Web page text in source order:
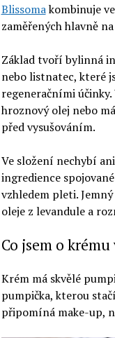
Blissomakombinuje
zaměřených hlavně
Základ tvoří bylinná
nebo listnatec, které
regeneračními
hroznový olej nebo
před vysušováním.
Ve složení nechybí
ingredience
vzhledem pleti.
oleje z levandule a
Co jsem o
Krém má skvělé
pumpička, kterou
připomíná make-up,